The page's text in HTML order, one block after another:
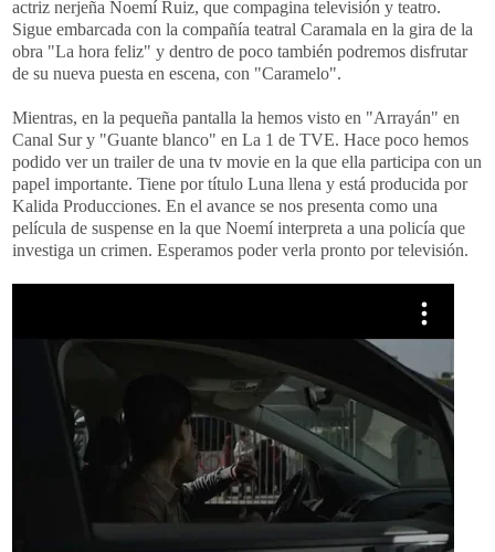
actriz nerjeña Noemí Ruiz, que compagina televisión y teatro.
Sigue embarcada con la compañía teatral Caramala en la gira de la
obra "La hora feliz" y dentro de poco también podremos disfrutar
de su nueva puesta en escena, con "Caramelo".
Mientras, en la pequeña pantalla la hemos visto en "Arrayán" en
Canal Sur y "Guante blanco" en La 1 de TVE. Hace poco hemos
podido ver un trailer de una tv movie en la que ella participa con un
papel importante. Tiene por título Luna llena y está producida por
Kalida Producciones. En el avance se nos presenta como una
película de suspense en la que Noemí interpreta a una policía que
investiga un crimen. Esperamos poder verla pronto por televisión.